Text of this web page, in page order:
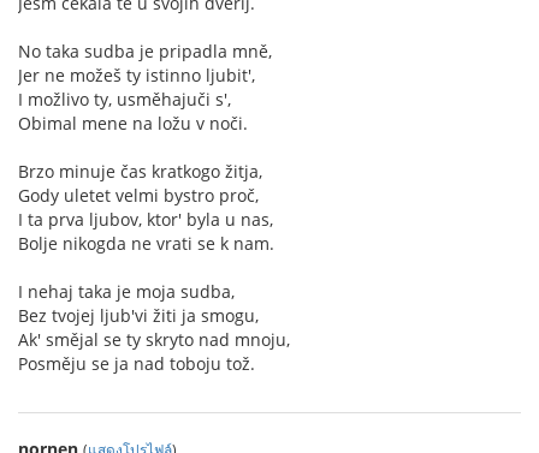
No taka sudba je pripadla mně,
Jer ne možeš ty istinno ljubit',
I možlivo ty, usměhajuči s',
Obimal mene na ložu v noči.
Brzo minuje čas kratkogo žitja,
Gody uletet velmi bystro proč,
I ta prva ljubov, ktor' byla u nas,
Bolje nikogda ne vrati se k nam.
I nehaj taka je moja sudba,
Bez tvojej ljub'vi žiti ja smogu,
Ak' smějal se ty skryto nad mnoju,
Posměju se ja nad toboju tož.
nornen (แสดงโปรไฟล์)